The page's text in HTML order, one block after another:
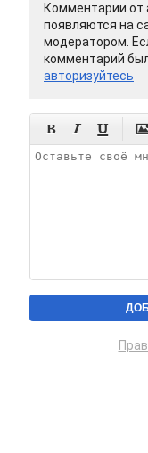
Комментарии от
появляются на
модератором.
комментарий
авторизуйтесь
  